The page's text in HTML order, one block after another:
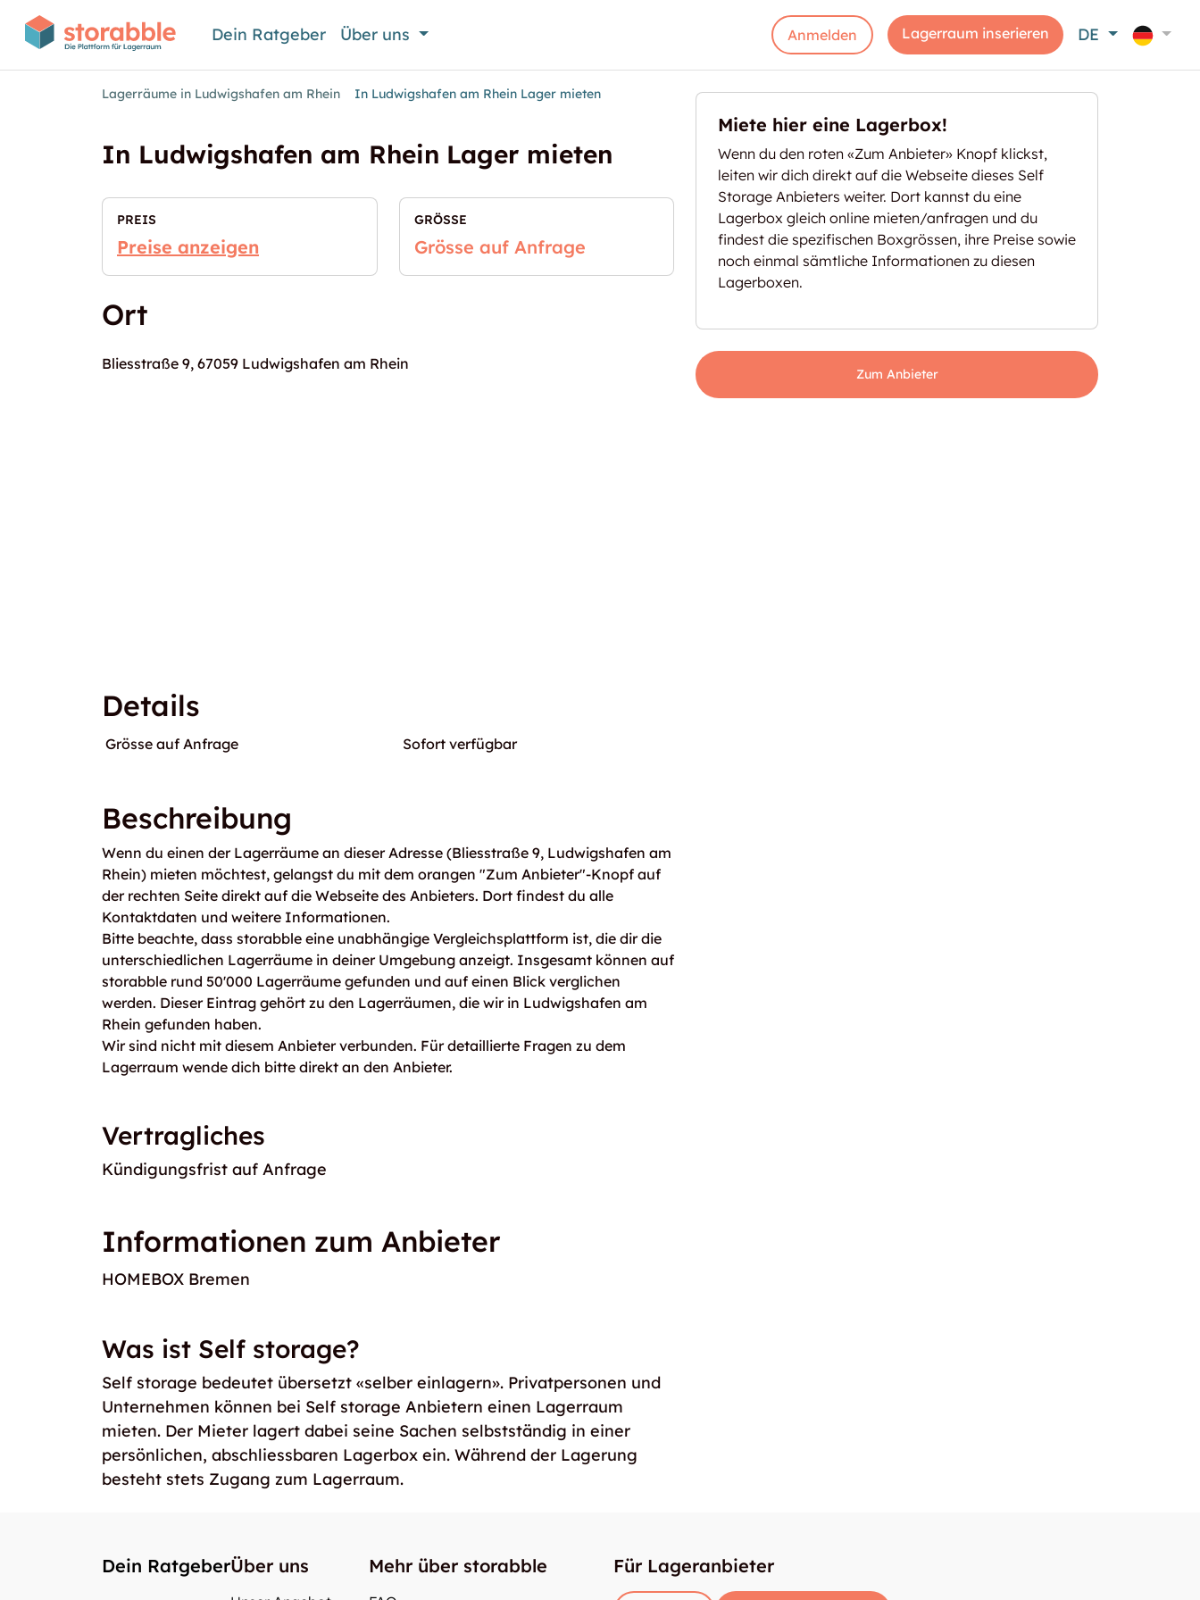
Dein Ratgeber Über uns Anmelden Lagerraum inserieren DE
Lagerräume in Ludwigshafen am Rhein In Ludwigshafen am Rhein Lager mieten
In Ludwigshafen am Rhein Lager mieten
PREIS
Preise anzeigen
GRÖSSE
Grösse auf Anfrage
Ort
Bliesstraße 9, 67059 Ludwigshafen am Rhein
Details
Grösse auf Anfrage Sofort verfügbar
Beschreibung
Wenn du einen der Lagerräume an dieser Adresse (Bliesstraße 9, Ludwigshafen am
Rhein) mieten möchtest, gelangst du mit dem orangen "Zum Anbieter"-Knopf auf
der rechten Seite direkt auf die Webseite des Anbieters. Dort findest du alle
Kontaktdaten und weitere Informationen.
Bitte beachte, dass storabble eine unabhängige Vergleichsplattform ist, die dir die
unterschiedlichen Lagerräume in deiner Umgebung anzeigt. Insgesamt können auf
storabble rund 50'000 Lagerräume gefunden und auf einen Blick verglichen
werden. Dieser Eintrag gehört zu den Lagerräumen, die wir in Ludwigshafen am
Rhein gefunden haben.
Wir sind nicht mit diesem Anbieter verbunden. Für detaillierte Fragen zu dem
Lagerraum wende dich bitte direkt an den Anbieter.
Vertragliches
Kündigungsfrist auf Anfrage
Informationen zum Anbieter
HOMEBOX Bremen
Was ist Self storage?
Self storage bedeutet übersetzt «selber einlagern». Privatpersonen und
Unternehmen können bei Self storage Anbietern einen Lagerraum
mieten. Der Mieter lagert dabei seine Sachen selbstständig in einer
persönlichen, abschliessbaren Lagerbox ein. Während der Lagerung
besteht stets Zugang zum Lagerraum.
Miete hier eine Lagerbox!
Wenn du den roten «Zum Anbieter» Knopf klickst,
leiten wir dich direkt auf die Webseite dieses Self
Storage Anbieters weiter. Dort kannst du eine
Lagerbox gleich online mieten/anfragen und du
findest die spezifischen Boxgrössen, ihre Preise sowie
noch einmal sämtliche Informationen zu diesen
Lagerboxen.
Zum Anbieter
Dein RatgeberÜber uns Mehr über storabble Für Lageranbieter